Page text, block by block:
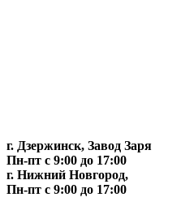
г. Дзержинск, Завод Заря
Пн-пт c 9:00 до 17:00
г. Нижний Новгород,
Пн-пт c 9:00 до 17:00